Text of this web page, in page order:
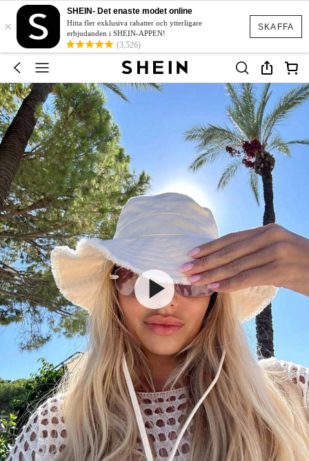
SKAFFA
×
SHEIN- Det enaste modet online
Hitta fler exklusiva rabatter och ytterligare
erbjudanden i SHEIN-APPEN!
(3,526)